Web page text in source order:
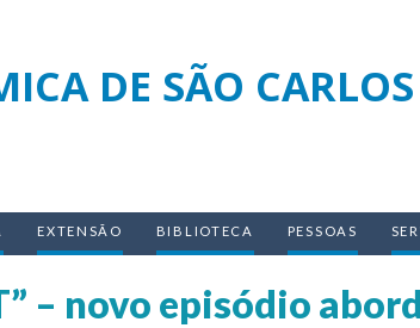
DE SÃO CARLOS
EXTENSÃO BIBLIOTECA PESSOAS
– novo episódio